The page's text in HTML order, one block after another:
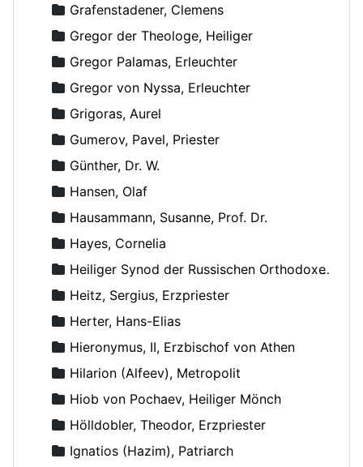
Grafenstadener, Clemens
Gregor der Theologe, Heiliger
Gregor Palamas, Erleuchter
Gregor von Nyssa, Erleuchter
Grigoras, Aurel
Gumerov, Pavel, Priester
Günther, Dr. W.
Hansen, Olaf
Hausammann, Susanne, Prof. Dr.
Hayes, Cornelia
Heiliger Synod der Russischen Orthodoxen Kirche
Heitz, Sergius, Erzpriester
Herter, Hans-Elias
Hieronymus, II, Erzbischof von Athen
Hilarion (Alfeev), Metropolit
Hiob von Pochaev, Heiliger Mönch
Hölldobler, Theodor, Erzpriester
Ignatios (Hazim), Patriarch